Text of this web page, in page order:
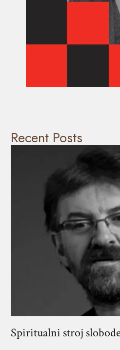
Recent Posts
Spiritualni stroj